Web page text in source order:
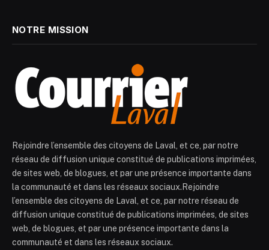
NOTRE MISSION
Rejoindre l’ensemble des citoyens de Laval, et ce, par notre
réseau de diffusion unique constitué de publications imprimées,
de sites web, de blogues, et par une présence importante dans
la communauté et dans les réseaux sociaux.Rejoindre
l’ensemble des citoyens de Laval, et ce, par notre réseau de
diffusion unique constitué de publications imprimées, de sites
web, de blogues, et par une présence importante dans la
communauté et dans les réseaux sociaux.